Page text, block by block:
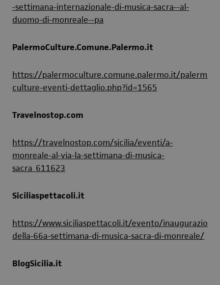
-settimana-internazionale-di-musica-sacra--al-
duomo-di-monreale--pa
PalermoCulture.Comune.Palermo.it
https://palermoculture.comune.palermo.it/palermo-
culture-eventi-dettaglio.php?id=1565
Travelnostop.com
https://travelnostop.com/sicilia/eventi/a-
monreale-al-via-la-settimana-di-musica-
sacra_611623
Siciliaspettacoli.it
https://www.siciliaspettacoli.it/evento/inaugurazione-
della-66a-settimana-di-musica-sacra-di-monreale/
BlogSicilia.it